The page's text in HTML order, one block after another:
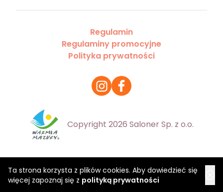
Ta strona korzysta z plików cookies. Aby dowiedzieć się
więcej zapoznaj się z polityką prywatności
Regulamin
Regulaminy promocyjne
Polityka prywatności
Copyright 2026 Saloner Sp. z o.o.